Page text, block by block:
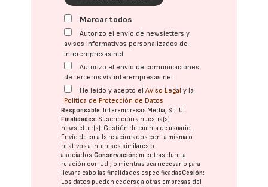
Marcar todos
Autorizo el envío de newsletters y
avisos informativos personalizados de
interempresas.net
Autorizo el envío de comunicaciones
de terceros vía interempresas.net
He leído y acepto elAviso Legal y la
Política de Protección de Datos
Responsable: Interempresas Media, S.L.U.
Finalidades: Suscripción a nuestra(s)
newsletter(s). Gestión de cuenta de usuario.
Envío de emails relacionados con la misma o
relativos a intereses similares o
asociados.Conservación: mientras dure la
relación con Ud., o mientras sea necesario para
llevar a cabo las finalidades especificadasCesión:
Los datos pueden cederse a otras empresas del